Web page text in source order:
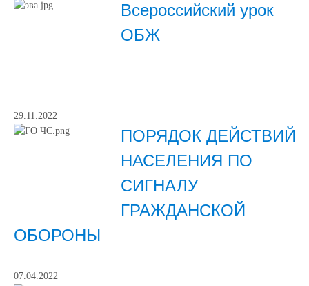
Всероссийский урок
ОБЖ
29.11.2022
ПОРЯДОК ДЕЙСТВИЙ
НАСЕЛЕНИЯ ПО
СИГНАЛУ
ГРАЖДАНСКОЙ
ОБОРОНЫ
07.04.2022